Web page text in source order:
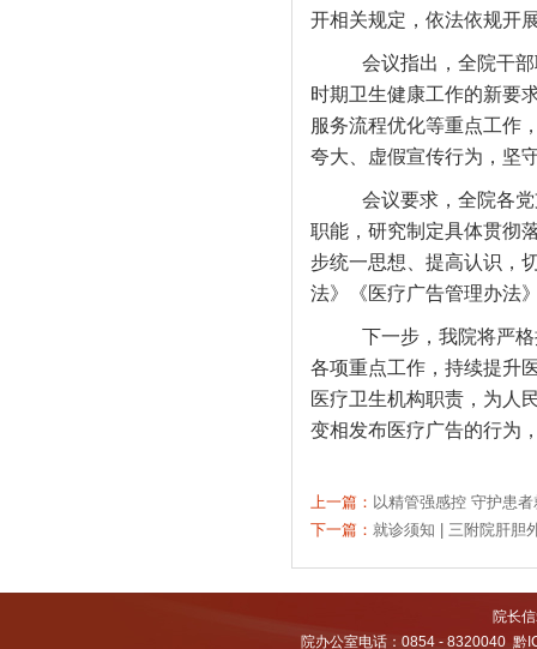
开相关规定，依法依规开
会议指出，全院干
时期卫生健康工作的新要
服务流程优化等重点工作
夸大、虚假宣传行为，坚
会议要求，全院各
职能，研究制定具体贯彻
步统一思想、提高认识，
法》《医疗广告管理办法
下一步，我院将严
各项重点工作，持续提升
医疗卫生机构职责，为人
变相发布医疗广告的行为
上一篇： 以精管强感控 守护患
下一篇： 就诊须知 | 三附院肝胆
院长
院办公室电话：0854 - 8320040黔